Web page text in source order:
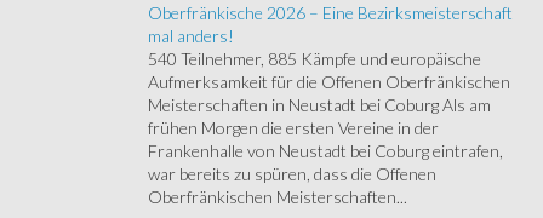
Oberfränkische 2026 – Eine Bezirksmeisterschaft
mal anders!
540 Teilnehmer, 885 Kämpfe und europäische
Aufmerksamkeit für die Offenen Oberfränkischen
Meisterschaften in Neustadt bei Coburg Als am
frühen Morgen die ersten Vereine in der
Frankenhalle von Neustadt bei Coburg eintrafen,
war bereits zu spüren, dass die Offenen
Oberfränkischen Meisterschaften...